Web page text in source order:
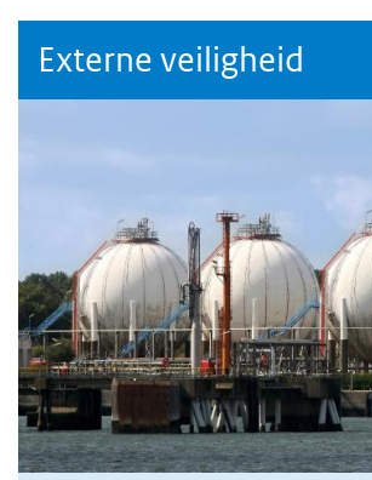
Externe veiligheid